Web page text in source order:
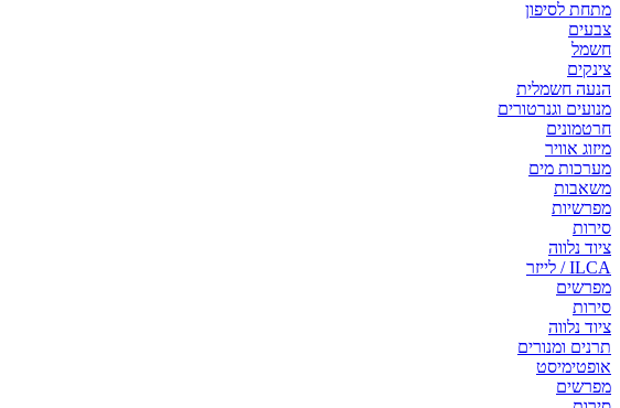
מתחת לסיפון
צבעים
חשמל
צינקים
הנעה חשמלית
מנועים וגנרטורים
חרטמונים
מיזוג אוויר
מערכות מים
משאבות
מפרשיות
סירות
ציוד נלווה
ILCA / לייזר
מפרשים
סירות
ציוד נלווה
תרנים ומנורים
אופטימיסט
מפרשים